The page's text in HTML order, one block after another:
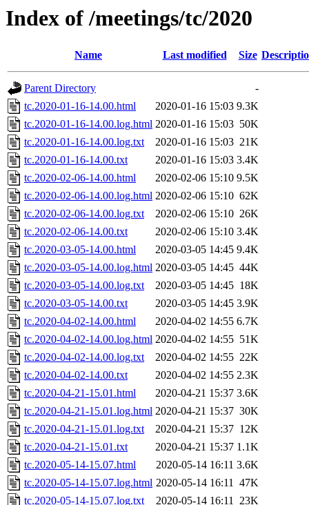
Index of /meetings/tc/2020
Name Last modified Size
Parent Directory
-
tc.2020-01-16-14.00.html
2020-01-16 15:03 9.3K
tc.2020-01-16-14.00.log.html 2020-01-16 15:03 50K
tc.2020-01-16-14.00.log.txt
2020-01-16 15:03 21K
tc.2020-01-16-14.00.txt
2020-01-16 15:03 3.4K
tc.2020-02-06-14.00.html
2020-02-06 15:10 9.5K
tc.2020-02-06-14.00.log.html 2020-02-06 15:10 62K
tc.2020-02-06-14.00.log.txt
2020-02-06 15:10 26K
tc.2020-02-06-14.00.txt
2020-02-06 15:10 3.4K
tc.2020-03-05-14.00.html
2020-03-05 14:45 9.4K
tc.2020-03-05-14.00.log.html 2020-03-05 14:45 44K
tc.2020-03-05-14.00.log.txt
2020-03-05 14:45 18K
tc.2020-03-05-14.00.txt
2020-03-05 14:45 3.9K
tc.2020-04-02-14.00.html
2020-04-02 14:55 6.7K
tc.2020-04-02-14.00.log.html 2020-04-02 14:55 51K
tc.2020-04-02-14.00.log.txt
2020-04-02 14:55 22K
tc.2020-04-02-14.00.txt
2020-04-02 14:55 2.3K
tc.2020-04-21-15.01.html
2020-04-21 15:37 3.6K
tc.2020-04-21-15.01.log.html 2020-04-21 15:37 30K
tc.2020-04-21-15.01.log.txt
2020-04-21 15:37 12K
tc.2020-04-21-15.01.txt
2020-04-21 15:37 1.1K
tc.2020-05-14-15.07.html
2020-05-14 16:11 3.6K
tc.2020-05-14-15.07.log.html 2020-05-14 16:11 47K
tc.2020-05-14-15.07.log.txt
2020-05-14 16:11 23K